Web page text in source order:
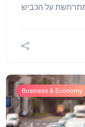
Business & Economy